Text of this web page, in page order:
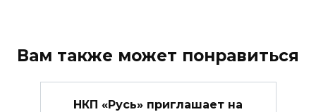
Вам также может понравиться
НКП «Русь» приглашает на